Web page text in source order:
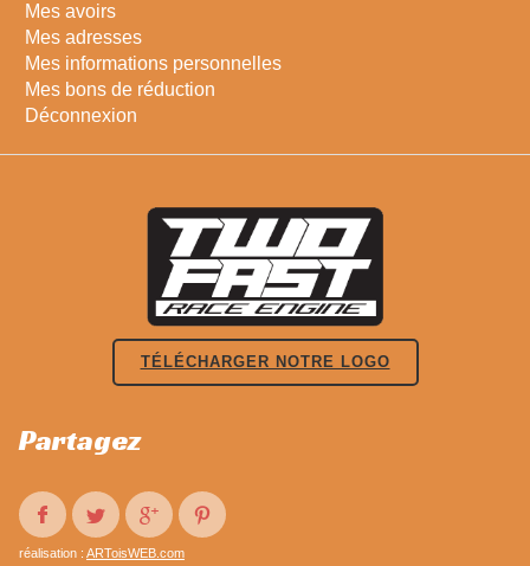
Mes avoirs
Mes adresses
Mes informations personnelles
Mes bons de réduction
Déconnexion
TÉLÉCHARGER NOTRE LOGO
Partagez
réalisation : ARToisWEB.com